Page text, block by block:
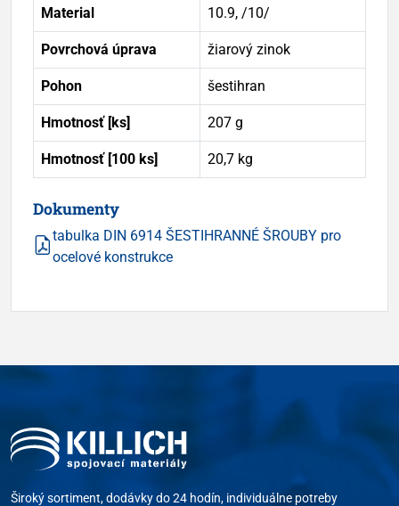
Material 10.9, /10/
Povrchová úprava žiarový zinok
Pohon šestihran
Hmotnosť [ks] 207 g
Hmotnosť [100 ks] 20,7 kg
Dokumenty
tabulka DIN 6914 ŠESTIHRANNÉ ŠROUBY pro
ocelové konstrukce
Široký sortiment, dodávky do 24 hodín, individuálne potreby